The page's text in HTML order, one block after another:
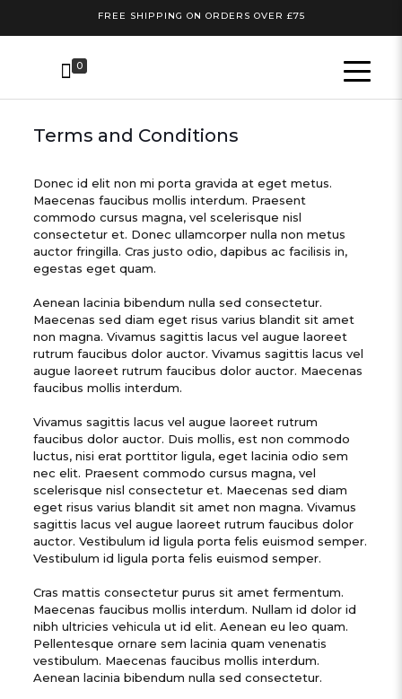
FREE SHIPPING ON ORDERS OVER £75
0
Terms and Conditions
Donec id elit non mi porta gravida at eget metus.
Maecenas faucibus mollis interdum. Praesent
commodo cursus magna, vel scelerisque nisl
consectetur et. Donec ullamcorper nulla non metus
auctor fringilla. Cras justo odio, dapibus ac facilisis in,
egestas eget quam.
Aenean lacinia bibendum nulla sed consectetur.
Maecenas sed diam eget risus varius blandit sit amet
non magna. Vivamus sagittis lacus vel augue laoreet
rutrum faucibus dolor auctor. Vivamus sagittis lacus vel
augue laoreet rutrum faucibus dolor auctor. Maecenas
faucibus mollis interdum.
Vivamus sagittis lacus vel augue laoreet rutrum
faucibus dolor auctor. Duis mollis, est non commodo
luctus, nisi erat porttitor ligula, eget lacinia odio sem
nec elit. Praesent commodo cursus magna, vel
scelerisque nisl consectetur et. Maecenas sed diam
eget risus varius blandit sit amet non magna. Vivamus
sagittis lacus vel augue laoreet rutrum faucibus dolor
auctor. Vestibulum id ligula porta felis euismod semper.
Vestibulum id ligula porta felis euismod semper.
Cras mattis consectetur purus sit amet fermentum.
Maecenas faucibus mollis interdum. Nullam id dolor id
nibh ultricies vehicula ut id elit. Aenean eu leo quam.
Pellentesque ornare sem lacinia quam venenatis
vestibulum. Maecenas faucibus mollis interdum.
Aenean lacinia bibendum nulla sed consectetur.